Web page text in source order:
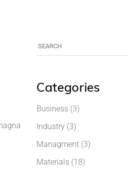
Categories
Business(3)
Industry(3)
Managment(3)
Materials(18)